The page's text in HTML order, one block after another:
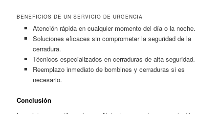
BENEFICIOS DE UN SERVICIO DE URGENCIA
Atención rápida en cualquier momento del día o la noche.
Soluciones eficaces sin comprometer la seguridad de la
cerradura.
Técnicos especializados en cerraduras de alta seguridad.
Reemplazo inmediato de bombines y cerraduras si es
necesario.
Conclusión